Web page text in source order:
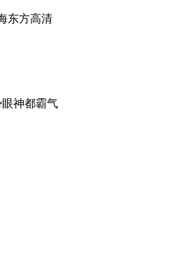
东方高清
神都霸气